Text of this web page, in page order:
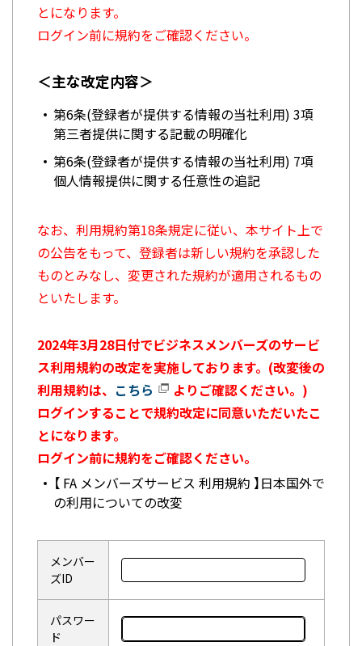
とになります。
ログイン前に規約をご確認ください。
＜主な改定内容＞
第6条(登録者が提供する情報の当社利用) 3項
第三者提供に関する記載の明確化
第6条(登録者が提供する情報の当社利用) 7項
個人情報提供に関する任意性の追記
なお、利用規約第18条規定に従い、本サイト上で
の公告をもって、登録者は新しい規約を承認した
ものとみなし、変更された規約が適用されるもの
といたします。
2024年3月28日付でビジネスメンバーズのサービ
ス利用規約の改定を実施しております。(改変後の
利用規約は、 こちら
よりご確認ください。)
ログインすることで規約改定に同意いただいたこ
とになります。
ログイン前に規約をご確認ください。
【 FA メンバーズサービス 利用規約 】日本国外で
の利用についての改変
メンバー
ズID
パスワー
ド